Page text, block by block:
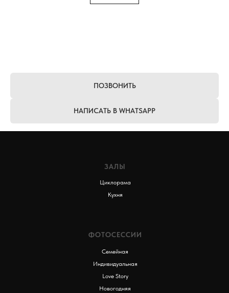
ПОЗВОНИТЬ
НАПИСАТЬ В WHATSAPP
ЗАЛЫ
Циклорама
Кухня
ФОТОСЕССИИ
Семейная
Индивидуальная
Love Story
Новогодняя